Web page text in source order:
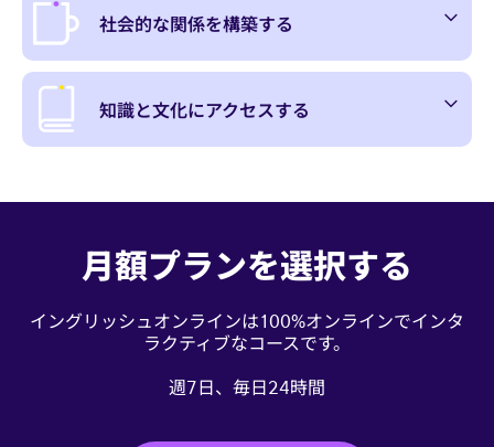
社会的な関係を構築する
知識と文化にアクセスする
月額プランを選択する
イングリッシュオンラインは100%オンラインでインタ
ラクティブなコースです。
週7日、毎日24時間